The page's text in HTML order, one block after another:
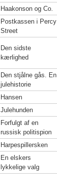
Haakonson og Co.
Postkassen i Percy
Street
Den sidste
kærlighed
Den stjålne gås. En
julehistorie
Hansen
Julehunden
Forfulgt af en
russisk politispion
Harpespillersken
En elskers
lykkelige valg